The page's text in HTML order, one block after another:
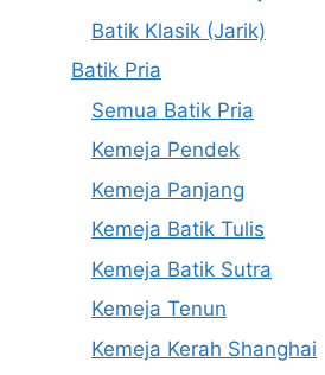
Batik Klasik (Jarik)
Batik Pria
Semua Batik Pria
Kemeja Pendek
Kemeja Panjang
Kemeja Batik Tulis
Kemeja Batik Sutra
Kemeja Tenun
Kemeja Kerah Shanghai